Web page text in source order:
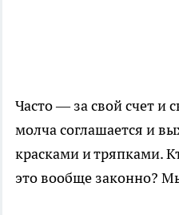
Часто — за свой счет и
молча соглашается и
красками и тряпками.
это вообще законно?